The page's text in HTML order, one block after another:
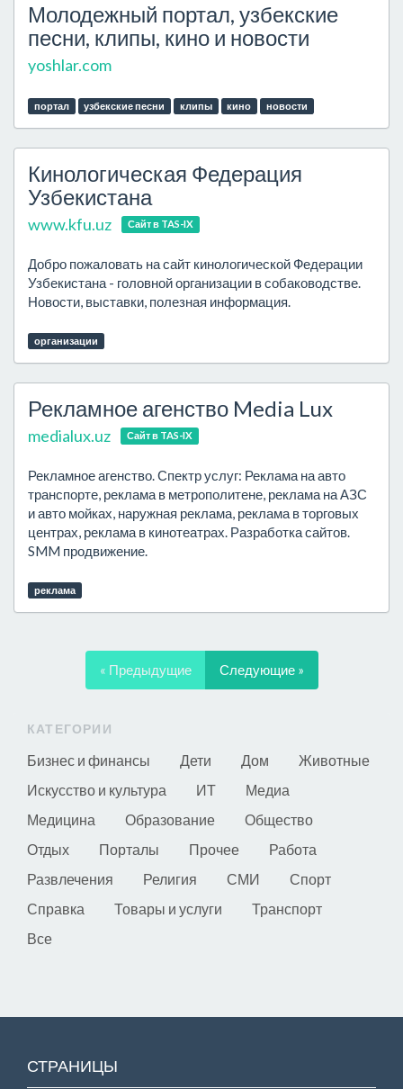
Молодежный портал, узбекские
песни, клипы, кино и новости
yoshlar.com
портал узбекские песни клипы кино новости
Кинологическая Федерация
Узбекистана
www.kfu.uz Сайт в TAS-IX
Добро пожаловать на сайт кинологической Федерации
Узбекистана - головной организации в собаководстве.
Новости, выставки, полезная информация.
организации
Рекламное агенство Media Lux
medialux.uz Сайт в TAS-IX
Рекламное агенство. Спектр услуг: Реклама на авто
транспорте, реклама в метрополитене, реклама на АЗС
и авто мойках, наружная реклама, реклама в торговых
центрах, реклама в кинотеатрах. Разработка сайтов.
SMM продвижение.
реклама
« Предыдущие Следующие »
КАТЕГОРИИ
Бизнес и финансы Дети Дом
Животные
Искусство и культура
ИТ
Медиа
Медицина
Образование
Общество
Отдых
Порталы Прочее
Работа
Развлечения
Религия СМИ
Спорт
Справка
Товары и услуги
Транспорт
Все
СТРАНИЦЫ